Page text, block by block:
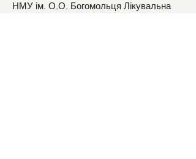
НМУ ім. О.О. Богомольця Лікувальна